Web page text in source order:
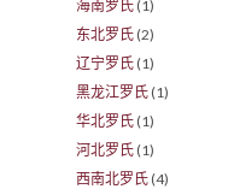
海南罗氏 (1)
东北罗氏 (2)
辽宁罗氏 (1)
黑龙江罗氏 (1)
华北罗氏 (1)
河北罗氏 (1)
西南北罗氏 (4)